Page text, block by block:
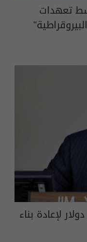
مليار وسط تعهدات
يساهم بـ4.7 مليار دولار لإعادة بناء